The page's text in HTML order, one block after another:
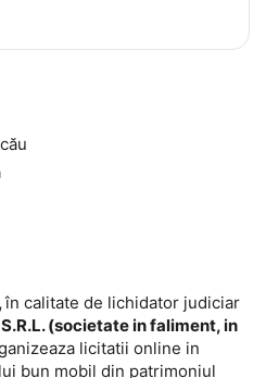
în calitate de lichidator judiciar
S.R.L. (societate in faliment, in
licitatii online in
bun mobil din patrimoniul